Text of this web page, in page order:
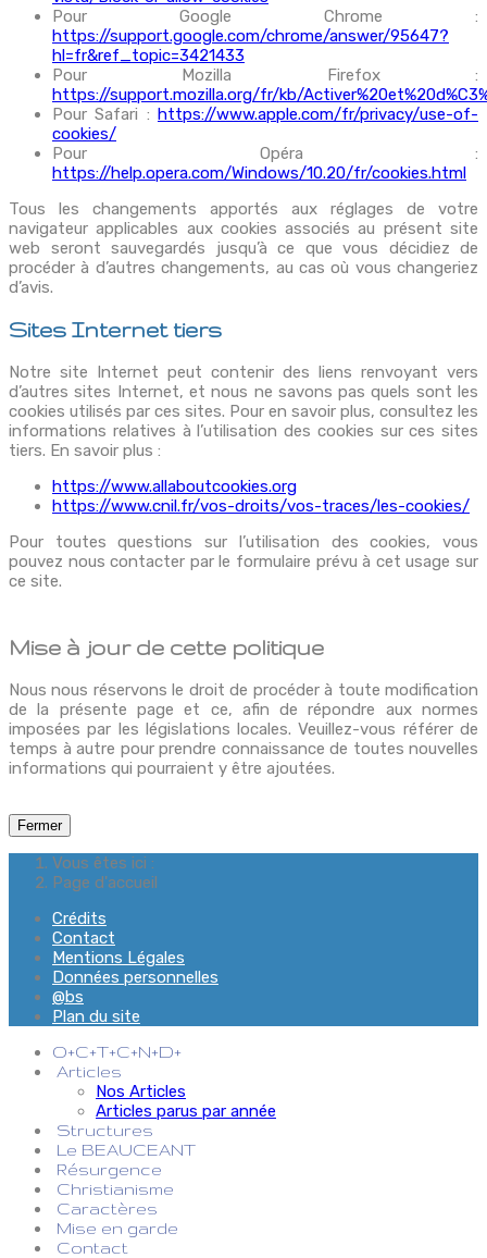
Pour Google Chrome :
https://support.google.com/chrome/answer/95647?
hl=fr&ref_topic=3421433
Pour Mozilla Firefox :
https://support.mozilla.org/fr/kb/
Pour Safari : https://www.apple.com/fr/privacy/use-of-
cookies/
Pour Opéra :
https://help.opera.com/Windows/10.20/fr/cookies.html
Tous les changements apportés aux réglages de votre
navigateur applicables aux cookies associés au présent site
web seront sauvegardés jusqu’à ce que vous décidiez de
procéder à d’autres changements, au cas où vous changeriez
d’avis.
Sites Internet tiers
Notre site Internet peut contenir des liens renvoyant vers
d’autres sites Internet, et nous ne savons pas quels sont les
cookies utilisés par ces sites. Pour en savoir plus, consultez les
informations relatives à l’utilisation des cookies sur ces sites
tiers. En savoir plus :
https://www.allaboutcookies.org
https://www.cnil.fr/vos-droits/vos-traces/les-cookies/
Pour toutes questions sur l’utilisation des cookies, vous
pouvez nous contacter par le formulaire prévu à cet usage sur
ce site.
Mise à jour de cette politique
Nous nous réservons le droit de procéder à toute modification
de la présente page et ce, afin de répondre aux normes
imposées par les législations locales. Veuillez-vous référer de
temps à autre pour prendre connaissance de toutes nouvelles
informations qui pourraient y être ajoutées.
Fermer
Vous êtes ici :
Page d'accueil
Crédits
Contact
Mentions Légales
Données personnelles
@bs
Plan du site
O+C+T+C+N+D+
Articles
Nos Articles
Articles parus par année
Structures
Le BEAUCEANT
Résurgence
Christianisme
Caractères
Mise en garde
Contact